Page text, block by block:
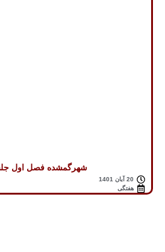
شهرگمشده فصل اول
20 آبان 1401
هفتگی